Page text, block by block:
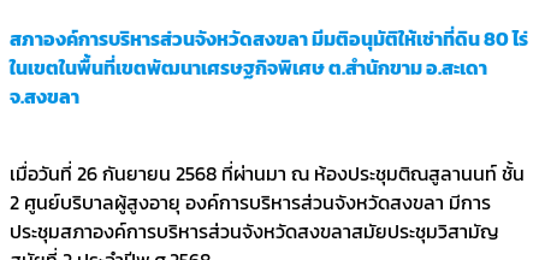
สภาองค์การบริหารส่วนจังหวัดสงขลา มีมติอนุมัติให้เช่าที่ดิน 80 ไร่
ในเขตในพื้นที่เขตพัฒนาเศรษฐกิจพิเศษ ต.สำนักขาม อ.สะเดา
จ.สงขลา
เมื่อวันที่ 26 กันยายน 2568 ที่ผ่านมา ณ ห้องประชุมติณสูลานนท์ ชั้น
2 ศูนย์บริบาลผู้สูงอายุ องค์การบริหารส่วนจังหวัดสงขลา มีการ
ประชุมสภาองค์การบริหารส่วนจังหวัดสงขลาสมัยประชุมวิสามัญ